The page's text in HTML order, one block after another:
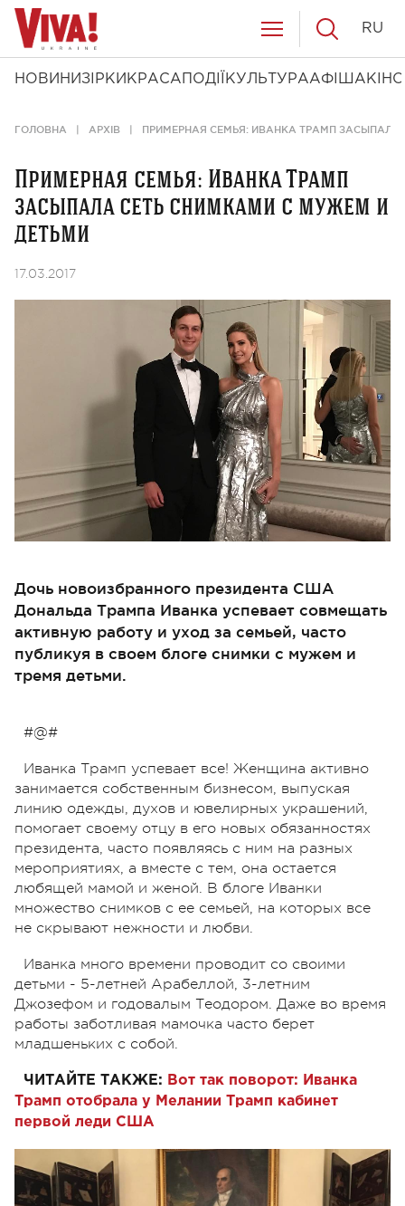
НОВИНИ ЗІРКИ КРАСА ПОДІЇ КУЛЬТУРААФІША КІНО
RU
ГОЛОВНА АРХІВ ПРИМЕРНАЯ СЕМЬЯ: ИВАНКА ТРАМП
Примерная семья: Иванка Трамп
засыпала сеть снимками с мужем и
детьми
17.03.2017
Дочь новоизбранного президента США
Дональда Трампа Иванка успевает совмещать
активную работу и уход за семьей, часто
публикуя в своем блоге снимки с мужем и
тремя детьми.
#@#
Иванка Трамп успевает все! Женщина активно
занимается собственным бизнесом, выпуская
линию одежды, духов и ювелирных украшений,
помогает своему отцу в его новых обязанностях
президента, часто появляясь с ним на разных
мероприятиях, а вместе с тем, она остается
любящей мамой и женой. В блоге Иванки
множество снимков с ее семьей, на которых все
не скрывают нежности и любви.
Иванка много времени проводит со своими
детьми - 5-летней Арабеллой, 3-летним
Джозефом и годовалым Теодором. Даже во время
работы заботливая мамочка часто берет
младшеньких с собой.
ЧИТАЙТЕ ТАКЖЕ: Вот так поворот: Иванка
Трамп отобрала у Мелании Трамп кабинет
первой леди США